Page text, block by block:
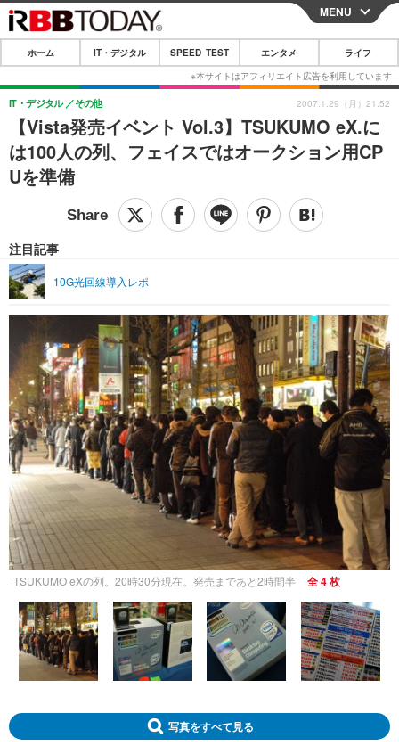
CLOSE
ホーム
IT・デジタル
IT・デジタルTOP スマートフォン
ショッピング その他
SPEED TEST
エンタメ
エンタメTOP 映画・ドラマ
音楽
グラビア ブログ
ショッピング その他
ペット
その他
リリース一覧
プッシュ通知の停止方法
MENU
ホーム IT・デジタル SPEED TEST エンタメ ライフ
【Vista発売イベント Vol.3】TSUKUMO eX.に
は100人の列、フェイスではオークション用CP
Uを準備
IT・デジタル その他
注目記事
10G光回線導入レポ
2007.1.29（月）21:52
TSUKUMO eXの列。20時30分現在。発売まであと2時間半 全 4 枚
写真をすべて見る